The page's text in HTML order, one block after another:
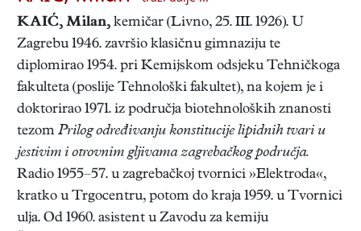
KAIĆ, Milan, kemičar (Livno, 25. III. 1926). U
Zagrebu 1946. završio klasičnu gimnaziju te
diplomirao 1954. pri Kemijskom odsjeku Tehničkoga
fakulteta (poslije Tehnološki fakultet), na kojem je i
doktorirao 1971. iz područja biotehnoloških znanosti
tezom Prilog određivanju konstitucije lipidnih tvari u
jestivim i otrovnim gljivama zagrebačkog područja.
Radio 1955–57. u zagrebačkoj tvornici »Elektroda«,
kratko u Trgocentru, potom do kraja 1959. u Tvornici
ulja. Od 1960. asistent u Zavodu za kemiju